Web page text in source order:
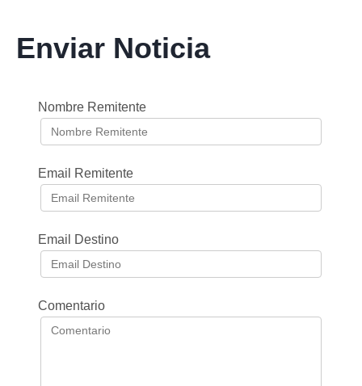
Enviar Noticia
Nombre Remitente
Email Remitente
Email Destino
Comentario